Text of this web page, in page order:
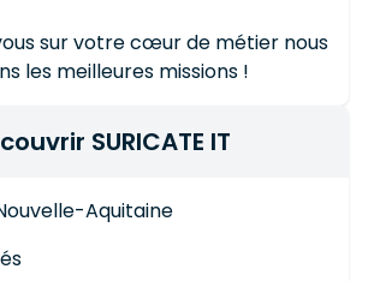
sur votre cœur de métier nous
les meilleures missions !
SURICATE IT
Aquitaine